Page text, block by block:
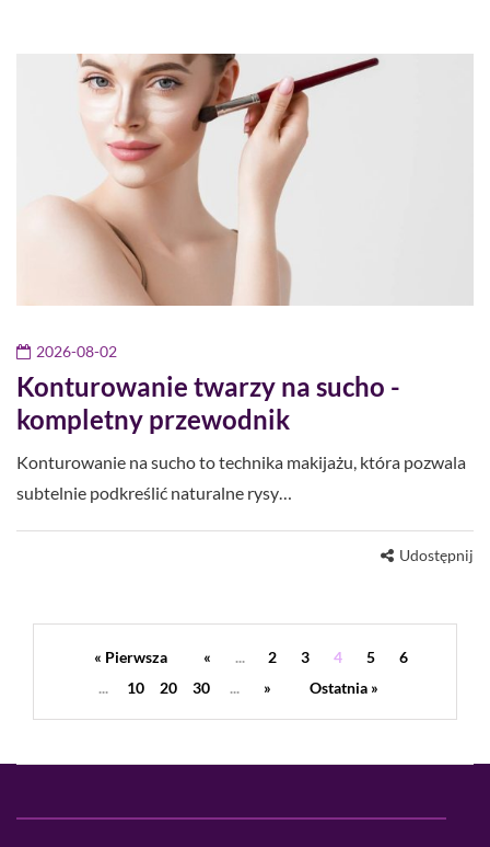
2026-08-02
Konturowanie twarzy na sucho -
kompletny przewodnik
Konturowanie na sucho to technika makijażu, która pozwala
subtelnie podkreślić naturalne rysy…
Udostępnij
« Pierwsza « ... 2 3 4 5
6
...
10 20 30 ... » Ostatnia »